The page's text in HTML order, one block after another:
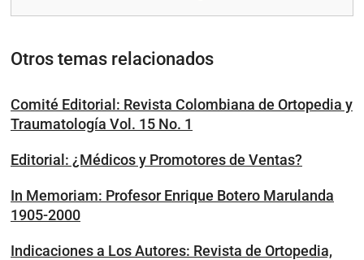
Otros temas relacionados
Comité Editorial: Revista Colombiana de Ortopedia y
Traumatología Vol. 15 No. 1
Editorial: ¿Médicos y Promotores de Ventas?
In Memoriam: Profesor Enrique Botero Marulanda
1905-2000
Indicaciones a Los Autores: Revista de Ortopedia,